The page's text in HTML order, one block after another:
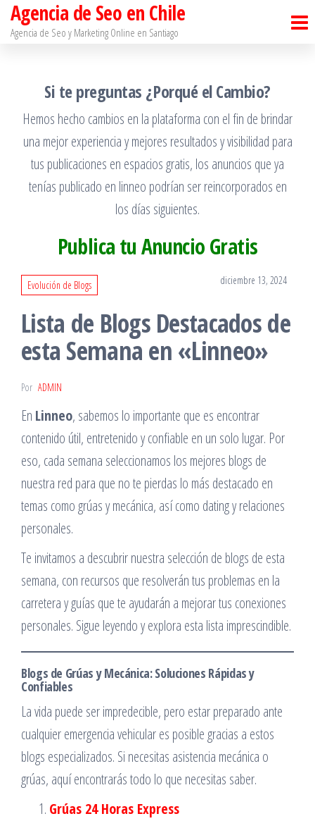
SaltarAgencia de Seo en Chile
Agencia de Seo y Marketing Online en Santiago​
Si te preguntas ¿Porqué el Cambio?
Hemos hecho cambios en la plataforma con el fin de brindar
una mejor experiencia y mejores resultados y visibilidad para
tus publicaciones en espacios gratis, los anuncios que ya
tenías publicado en linneo podrían ser reincorporados en
los días siguientes.
Publica tu Anuncio Gratis
Evolución de Blogs diciembre 13, 2024
Lista de Blogs Destacados de
esta Semana en «Linneo»
Por ADMIN
En Linneo, sabemos lo importante que es encontrar
contenido útil, entretenido y confiable en un solo lugar. Por
eso, cada semana seleccionamos los mejores blogs de
nuestra red para que no te pierdas lo más destacado en
temas como grúas y mecánica, así como dating y relaciones
personales.
Te invitamos a descubrir nuestra selección de blogs de esta
semana, con recursos que resolverán tus problemas en la
carretera y guías que te ayudarán a mejorar tus conexiones
personales. Sigue leyendo y explora esta lista imprescindible.
Blogs de Grúas y Mecánica: Soluciones Rápidas y
Confiables
La vida puede ser impredecible, pero estar preparado ante
cualquier emergencia vehicular es posible gracias a estos
blogs especializados. Si necesitas asistencia mecánica o
grúas, aquí encontrarás todo lo que necesitas saber.
Grúas 24 Horas Express